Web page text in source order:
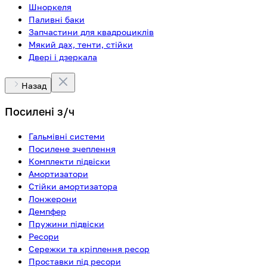
Шноркеля
Паливні баки
Запчастини для квадроциклів
Мякий дах, тенти, стійки
Двері і дзеркала
Назад
Посилені з/ч
Гальмівні системи
Посилене зчеплення
Комплекти підвіски
Амортизатори
Стійки амортизатора
Лонжерони
Демпфер
Пружини підвіски
Ресори
Сережки та кріплення ресор
Проставки під ресори